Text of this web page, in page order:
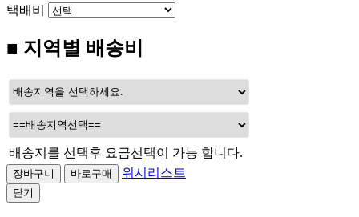
택배비
■ 지역별 배송비
배송지를 선택후 요금선택이 가능 합니다.
위시리스트
닫기